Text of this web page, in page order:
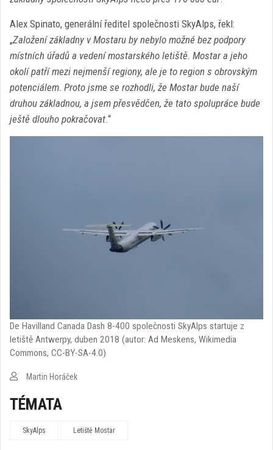
Alex Spinato, generální ředitel společnosti SkyAlps, řekl:
„Založení základny v Mostaru by nebylo možné bez podpory
místních úřadů a vedení mostarského letiště. Mostar a jeho
okolí patří mezi nejmenší regiony, ale je to region s obrovským
potenciálem. Proto jsme se rozhodli, že Mostar bude naší
druhou základnou, a jsem přesvědčen, že tato spolupráce bude
ještě dlouho pokračovat.“
De Havilland Canada Dash 8-400 společnosti SkyAlps startuje z
letiště Antwerpy, duben 2018 (autor: Ad Meskens, Wikimedia
Commons, CC-BY-SA-4.0)
Martin Horáček
TÉMATA
SkyAlps Letiště Mostar